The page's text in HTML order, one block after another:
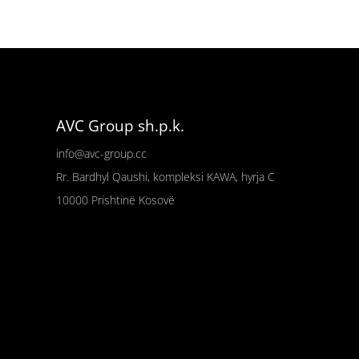
AVC Group sh.p.k.
info@avc-group.cc
Rr. Bardhyl Qaushi, kompleksi KAWA, hyrja C
10000 Prishtinë Kosovë